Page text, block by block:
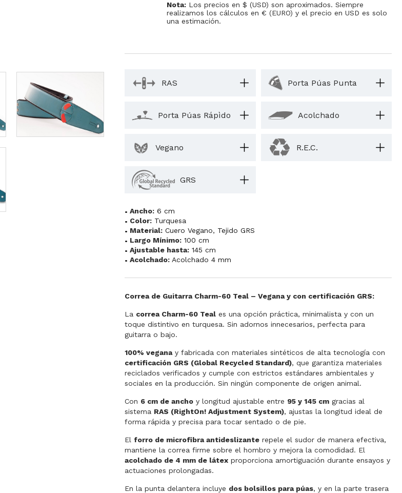
Nota: Los precios en $ (USD) son aproximados. Siempre
realizamos los cálculos en € (EURO) y el precio en USD es solo
una estimación.
RAS Porta Púas Punta
Porta Púas Rápìdo Acolchado
Vegano R.E.C.
GRS
Ancho: 6 cm
Color: Turquesa
Material: Cuero Vegano, Tejido GRS
Largo Mínimo: 100 cm
Ajustable hasta: 145 cm
Acolchado: Acolchado 4 mm
Correa de Guitarra Charm-60 Teal – Vegana y con certificación GRS:
La correa Charm-60 Teal es una opción práctica, minimalista y con un
toque distintivo en turquesa. Sin adornos innecesarios, perfecta para
guitarra o bajo.
100% veganay fabricada con materiales sintéticos de alta tecnología con
certificación GRS (Global Recycled Standard), que garantiza materiales
reciclados verificados y cumple con estrictos estándares ambientales y
sociales en la producción. Sin ningún componente de origen animal.
Con 6 cm de ancho y longitud ajustable entre 95 y 145 cm gracias al
sistema RAS (RightOn! Adjustment System), ajustas la longitud ideal de
forma rápida y precisa para tocar sentado o de pie.
Elforro de microfibra antideslizante repele el sudor de manera efectiva,
mantiene la correa firme sobre el hombro y mejora la comodidad. El
acolchado de 4 mm de látex proporciona amortiguación durante ensayos y
actuaciones prolongadas.
En la punta delantera incluye dos bolsillos para púas, y en la parte trasera